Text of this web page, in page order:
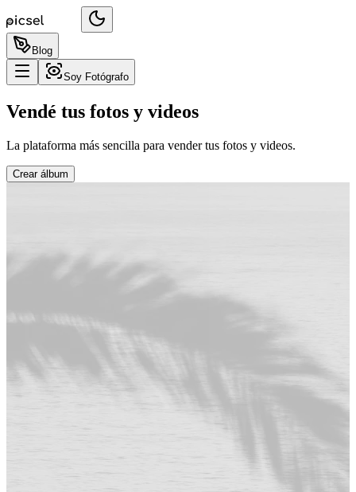
Blog
Soy Fotógrafo
Vendé tus fotos y videos
La plataforma más sencilla para vender tus fotos y videos.
Crear álbum